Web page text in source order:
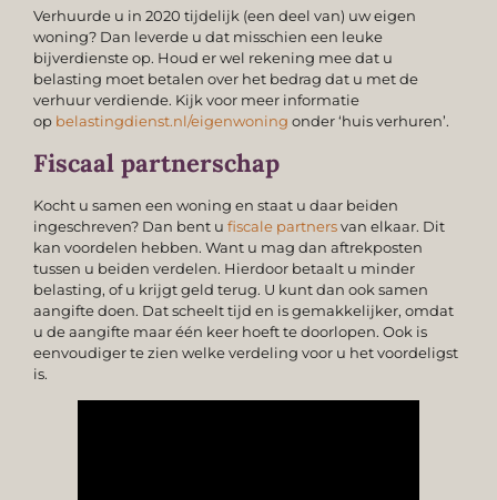
Verhuurde u in 2020 tijdelijk (een deel van) uw eigen
woning? Dan leverde u dat misschien een leuke
bijverdienste op. Houd er wel rekening mee dat u
belasting moet betalen over het bedrag dat u met de
verhuur verdiende. Kijk voor meer informatie
op belastingdienst.nl/eigenwoning onder ‘huis verhuren’.
Fiscaal partnerschap
Kocht u samen een woning en staat u daar beiden
ingeschreven? Dan bent u fiscale partnersvan elkaar. Dit
kan voordelen hebben. Want u mag dan aftrekposten
tussen u beiden verdelen. Hierdoor betaalt u minder
belasting, of u krijgt geld terug. U kunt dan ook samen
aangifte doen. Dat scheelt tijd en is gemakkelijker, omdat
u de aangifte maar één keer hoeft te doorlopen. Ook is
eenvoudiger te zien welke verdeling voor u het voordeligst
is.